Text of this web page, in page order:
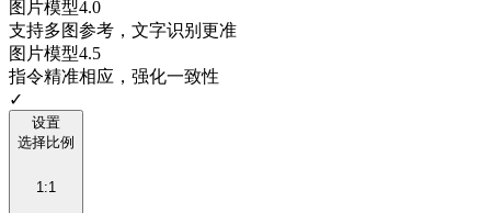
图片模型4.0
支持多图参考，文字识别更准
图片模型4.5
指令精准相应，强化一致性
✓
设置
选择比例
1:1